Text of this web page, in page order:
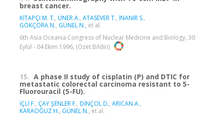
breast cancer.
KİTAPÇI M. T., ÜNER A., ATASEVER T., İNANIR S.,
GÖKÇORA N., GÜNEL N., et al.
6th Asia Oceania Congress of Nuclear Medicine and Biology, 30
Eylül - 04 Ekim 1996, (Özet Bildiri)
15. A phase II study of cisplatin (P) and DTIC for
metastatic colorectal carcinoma resistant to 5-
Fluorouracil (5-FU).
İÇLİ F., ÇAY ŞENLER F., DİNÇOL D., ARICAN A.,
KARAOĞUZ H., GÜNEL N., et al.